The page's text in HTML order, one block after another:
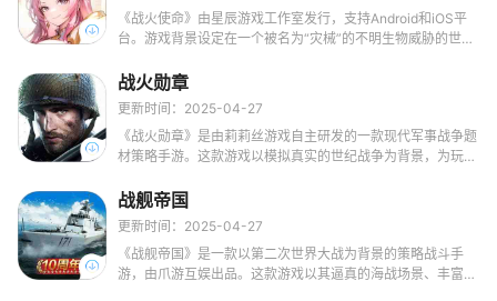
《战火使命》由星辰游戏工作室发行，支持Android和iOS平
台。游戏背景设定在一个被名为“灾械”的不明生物威胁的世
力，拯救破碎的世界。游戏的核心玩法结合了少女养成和策略
对战，玩家可以收集超过60位机甲少女角色，通过策略性的
放置和养成来提升战斗力。
战火勋章
更新时间：2025-04-27
《战火勋章》是由莉莉丝游戏自主研发的一款现代军事战争题
材策略手游。这款游戏以模拟真实的世纪战争为背景，为玩家
将扮演一名战术指挥官，通过不断提升基地建筑、研究军事科
技、训练士兵等，领导自己的军队走向胜利。
战舰帝国
更新时间：2025-04-27
《战舰帝国》是一款以第二次世界大战为背景的策略战斗手
游，由爪游互娱出品。这款游戏以其逼真的海战场景、丰富的